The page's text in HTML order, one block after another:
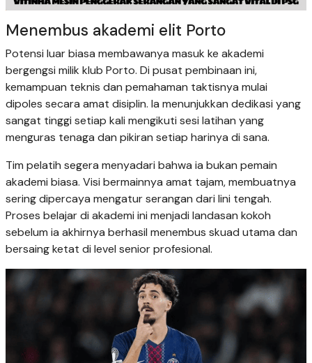
Menembus akademi elit Porto
Potensi luar biasa membawanya masuk ke akademi
bergengsi milik klub Porto. Di pusat pembinaan ini,
kemampuan teknis dan pemahaman taktisnya mulai
dipoles secara amat disiplin. Ia menunjukkan dedikasi yang
sangat tinggi setiap kali mengikuti sesi latihan yang
menguras tenaga dan pikiran setiap harinya di sana.
Tim pelatih segera menyadari bahwa ia bukan pemain
akademi biasa. Visi bermainnya amat tajam, membuatnya
sering dipercaya mengatur serangan dari lini tengah.
Proses belajar di akademi ini menjadi landasan kokoh
sebelum ia akhirnya berhasil menembus skuad utama dan
bersaing ketat di level senior profesional.